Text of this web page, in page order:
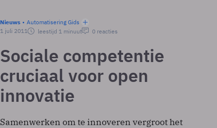
Nieuws
Automatisering Gids
1 juli 2011
leestijd 1 minuut 0 reacties
Sociale competentie
cruciaal voor open
innovatie
Samenwerken om te innoveren vergroot het